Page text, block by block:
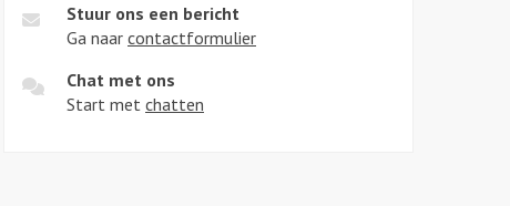
Stuur ons een bericht
Ga naar contactformulier
Chat met ons
Start met chatten